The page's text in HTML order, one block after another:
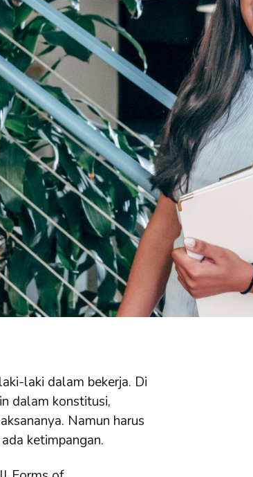
laki dalam bekerja. Di
dalam konstitusi,
Namun harus
ketimpangan.